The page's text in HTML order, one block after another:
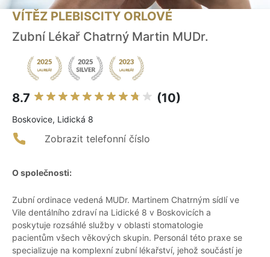
VÍTĚZ PLEBISCITY ORLOVÉ
Zubní Lékař Chatrný Martin MUDr.
8.7 (10)
Boskovice, Lidická 8
Zobrazit telefonní číslo
O společnosti:
Zubní ordinace vedená MUDr. Martinem Chatrným sídlí ve
Vile dentálního zdraví na Lidické 8 v Boskovicích a
poskytuje rozsáhlé služby v oblasti stomatologie
pacientům všech věkových skupin. Personál této praxe se
specializuje na komplexní zubní lékařství, jehož součástí je